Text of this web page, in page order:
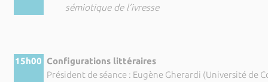
sémiotique de l’ivresse
15h00 Configurations littéraires
Président de séance : Eugène Gherardi (Université de